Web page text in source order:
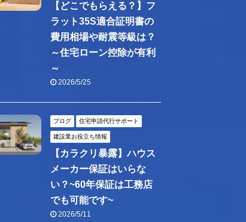
【どこでもらえる？】フ
ラット35S適合証明書の
費用相場や耐震等級は？
～住宅ローン控除が有利
～
2026/5/25
ブログ 住宅申請代行サポート
建設業お役立ち情報
【カラクリ暴露】ハウス
メーカー保証はいらな
い？~60年保証は工務店
でも可能です~
2026/5/11